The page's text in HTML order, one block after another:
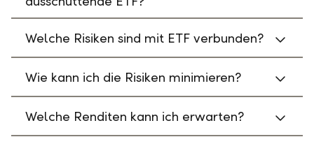
Welche Risiken sind mit ETF verbunden?
Wie kann ich die Risiken minimieren?
Welche Renditen kann ich erwarten?